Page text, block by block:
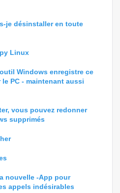
je désinstaller en toute
Linux
Windows enregistre ce
PC - maintenant aussi
vous pouvez redonner
supprimés
nouvelle -App pour
appels indésirables